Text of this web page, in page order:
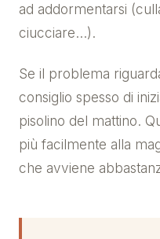
ad addormentarsi
ciucciare…).
Se il problema
consiglio spesso di
pisolino del mattino.
più facilmente alla
che avviene